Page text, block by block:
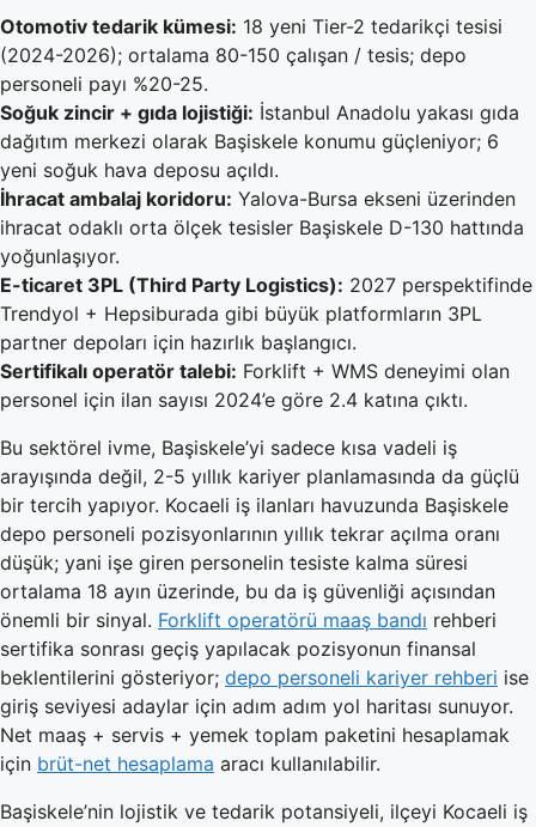
Otomotiv tedarik kümesi: 18 yeni Tier-2 tedarikçi tesisi
(2024-2026); ortalama 80-150 çalışan / tesis; depo
personeli payı %20-25.
Soğuk zincir + gıda lojistiği: İstanbul Anadolu yakası gıda
dağıtım merkezi olarak Başiskele konumu güçleniyor; 6
yeni soğuk hava deposu açıldı.
İhracat ambalaj koridoru: Yalova-Bursa ekseni üzerinden
ihracat odaklı orta ölçek tesisler Başiskele D-130 hattında
yoğunlaşıyor.
E-ticaret 3PL (Third Party Logistics): 2027 perspektifinde
Trendyol + Hepsiburada gibi büyük platformların 3PL
partner depoları için hazırlık başlangıcı.
Sertifikalı operatör talebi: Forklift + WMS deneyimi olan
personel için ilan sayısı 2024’e göre 2.4 katına çıktı.
Bu sektörel ivme, Başiskele’yi sadece kısa vadeli iş
arayışında değil, 2-5 yıllık kariyer planlamasında da güçlü
bir tercih yapıyor. Kocaeli iş ilanları havuzunda Başiskele
depo personeli pozisyonlarının yıllık tekrar açılma oranı
düşük; yani işe giren personelin tesiste kalma süresi
ortalama 18 ayın üzerinde, bu da iş güvenliği açısından
önemli bir sinyal. Forklift operatörü maaş bandı rehberi
sertifika sonrası geçiş yapılacak pozisyonun finansal
beklentilerini gösteriyor; depo personeli kariyer rehberi ise
giriş seviyesi adaylar için adım adım yol haritası sunuyor.
Net maaş + servis + yemek toplam paketini hesaplamak
için brüt-net hesaplama aracı kullanılabilir.
Başiskele’nin lojistik ve tedarik potansiyeli, ilçeyi Kocaeli iş